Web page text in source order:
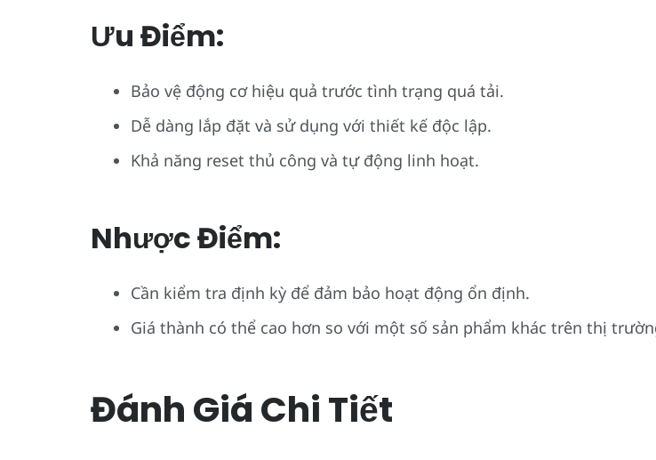
Ưu Điểm:
Bảo vệ động cơ hiệu quả trước tình trạng quá tải.
Dễ dàng lắp đặt và sử dụng với thiết kế độc lập.
Khả năng reset thủ công và tự động linh hoạt.
Nhược Điểm:
Cần kiểm tra định kỳ để đảm bảo hoạt động ổn định.
Giá thành có thể cao hơn so với một số sản phẩm khác trên thị
Đánh Giá Chi Tiết